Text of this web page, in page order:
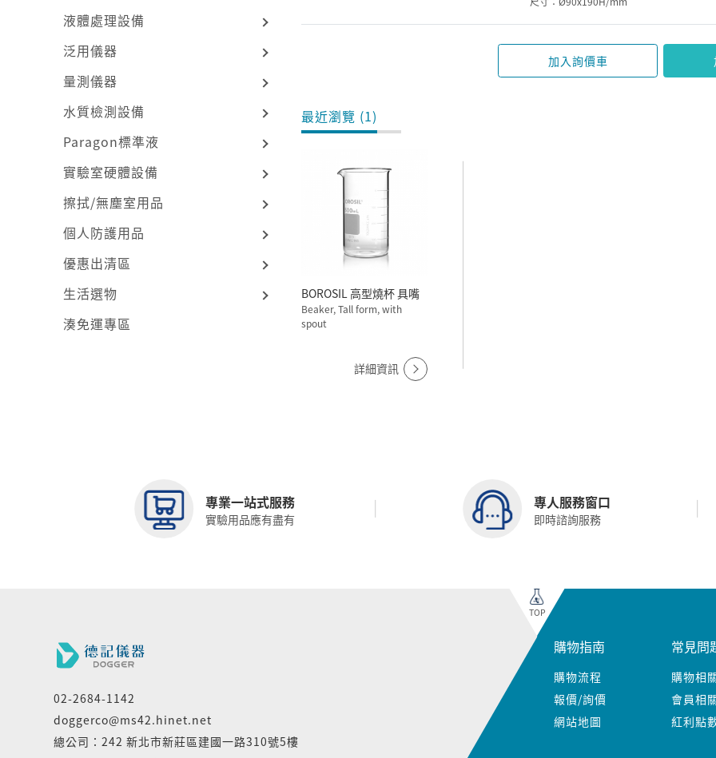
液體處理設備
泛用儀器
量測儀器
水質檢測設備
Paragon標準液
實驗室硬體設備
擦拭/無塵室用品
個人防護用品
優惠出清區
生活選物
湊免運專區
加入詢價車
最近瀏覽 (1)
BOROSIL 高型燒杯 具嘴
Beaker, Tall form, with
spout
詳細資訊
專業一站式服務
實驗用品應有盡有
專人服務窗口
即時諮詢服務
TOP
02-2684-1142
doggerco@ms42.hinet.net
總公司：242 新北市新莊區建國一路310號5樓
購物指南
購物流程
報價/詢價
網站地圖
常見問
購物相
會員相
紅利點